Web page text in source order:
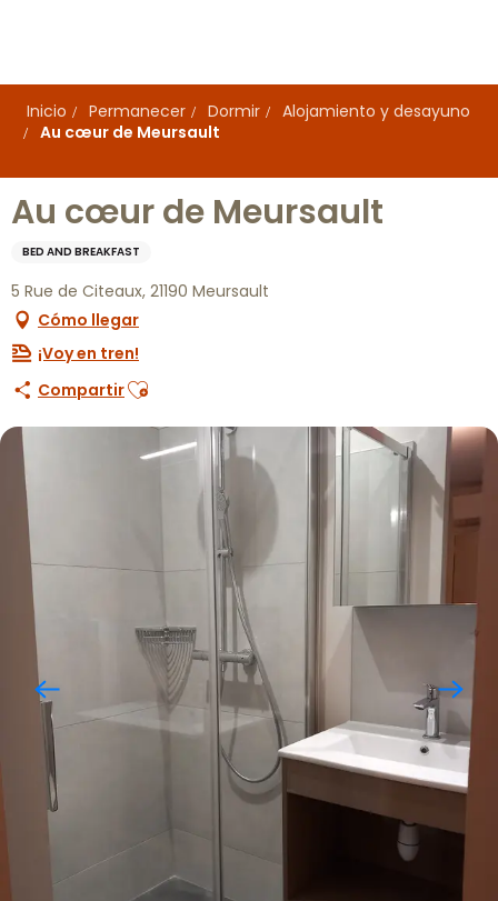
principal
Inicio
Permanecer Dormir
Alojamiento y desayuno
Au cœur de Meursault
Au cœur de Meursault
BED AND BREAKFAST
5 Rue de Citeaux, 21190 Meursault
Cómo llegar
¡Voy en tren!
CompartirAjouter aux favoris